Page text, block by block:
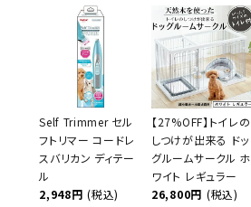
Self Trimmer セル
フトリマー コードレ
スバリカン ディテー
ル
2,948円 (税込)
【27%OFF】トイレの
しつけが出来る ドッ
グルームサークル ホ
ワイト レギュラー
26,800円 (税込)